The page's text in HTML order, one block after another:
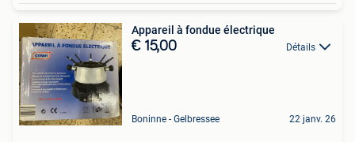
Appareil à fondue électrique
€ 15,00 Détails
Boninne - Gelbressee 22 janv. 26